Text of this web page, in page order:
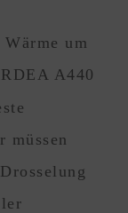
um
A440
müssen